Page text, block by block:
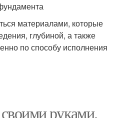
материалами, которые
глубиной, а также
по способу исполнения
руками.